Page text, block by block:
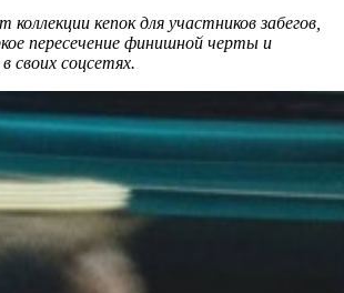
коллекции кепок для участников забегов,
пересечение финишной черты и
своих соцсетях.